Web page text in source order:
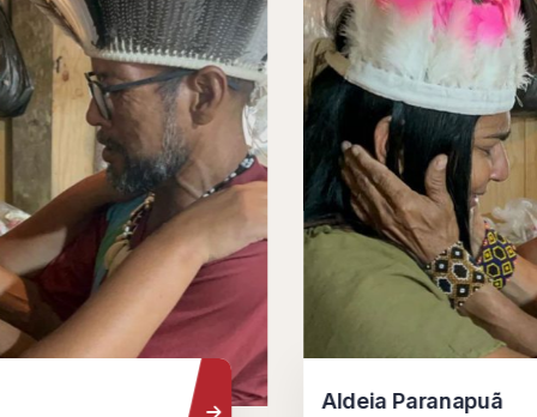
Aldeia Paranapuã